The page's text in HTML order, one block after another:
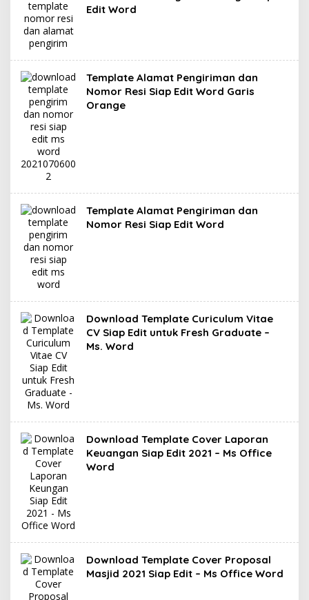
Edit Word
Template Alamat Pengiriman dan
Nomor Resi Siap Edit Word Garis
Orange
Template Alamat Pengiriman dan
Nomor Resi Siap Edit Word
Download Template Curiculum Vitae
CV Siap Edit untuk Fresh Graduate –
Ms. Word
Download Template Cover Laporan
Keuangan Siap Edit 2021 – Ms Office
Word
Download Template Cover Proposal
Masjid 2021 Siap Edit – Ms Office Word